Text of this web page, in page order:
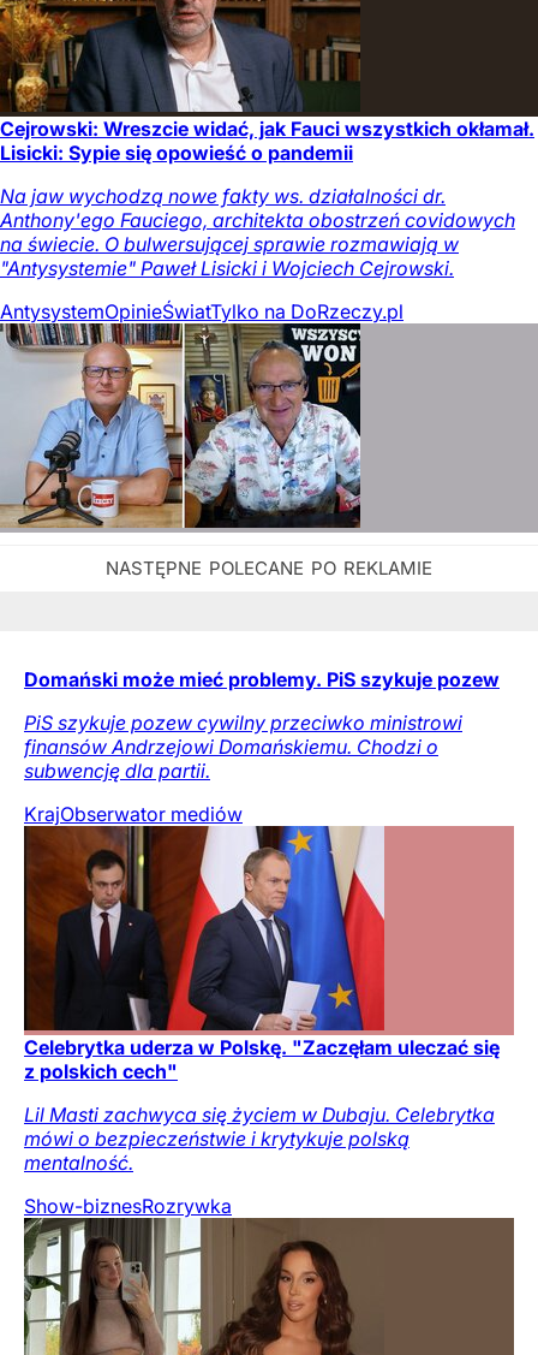
Cejrowski: Wreszcie widać, jak Fauci wszystkich okłamał.
Lisicki: Sypie się opowieść o pandemii
Na jaw wychodzą nowe fakty ws. działalności dr.
Anthony'ego Fauciego, architekta obostrzeń covidowych
na świecie. O bulwersującej sprawie rozmawiają w
"Antysystemie" Paweł Lisicki i Wojciech Cejrowski.
AntysystemOpinieŚwiatTylko na DoRzeczy.pl
Domański może mieć problemy. PiS szykuje pozew
PiS szykuje pozew cywilny przeciwko ministrowi
finansów Andrzejowi Domańskiemu. Chodzi o
subwencję dla partii.
KrajObserwator mediów
Celebrytka uderza w Polskę. "Zaczęłam uleczać się
z polskich cech"
Lil Masti zachwyca się życiem w Dubaju. Celebrytka
mówi o bezpieczeństwie i krytykuje polską
mentalność.
Show-biznesRozrywka